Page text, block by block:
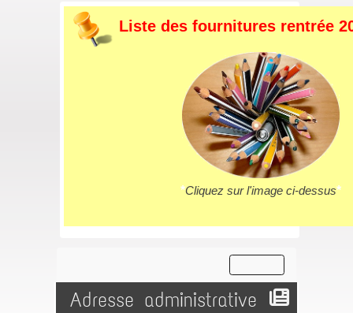
Liste des fournitures rentrée
*Cliquez sur l'image ci-dessus*
Adresse administrative